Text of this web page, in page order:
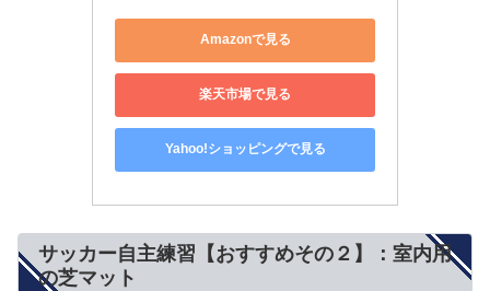
Amazonで見る
楽天市場で見る
Yahoo!ショッピングで見る
サッカー自主練習【おすすめその２】：室内用
の芝マット